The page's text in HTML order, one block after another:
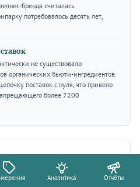
бренда считалась
потребовалось десять лет,
не существовало
органических бьюти-ингредиентов.
поставок с нуля, что привело
более 7200
Аналитика Отчёты